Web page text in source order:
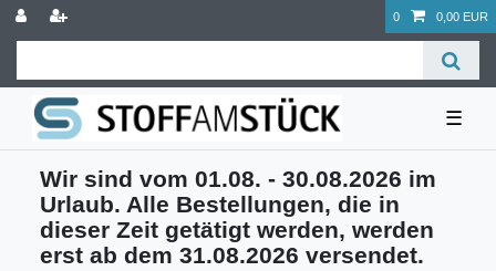
0 0,00 EUR
☰
Wir sind vom 01.08. - 30.08.2026 im
Urlaub. Alle Bestellungen, die in
dieser Zeit getätigt werden, werden
erst ab dem 31.08.2026 versendet.